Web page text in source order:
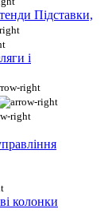
Підставки,
і
колонки